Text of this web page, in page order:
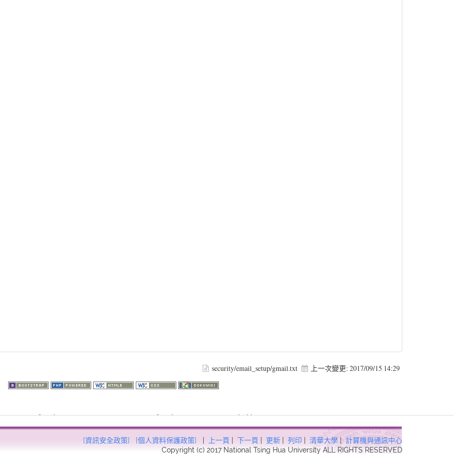
security/email_setup/gmail.txt 上一次變更: 2017/09/15 14:29
[資訊安全政策] [個人資料保護政策] 上一頁 下一頁 更新 列印 清華大學 |計算機與通訊中心
Copyright (c) 2017 National Tsing Hua University ALL RIGHTS RESERVED
failed to open stream: HTTP request failed! HTTP/1.1 403 Forbidden in